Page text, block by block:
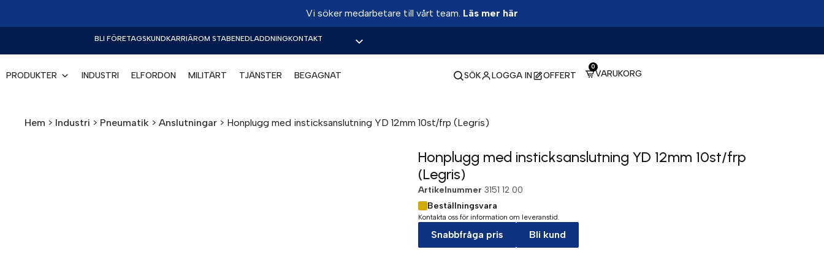
Vi söker medarbetare till vårt team. Läs mer här
BLI FÖRETAGSKUNDKARRIÄROM STABENEDLADDNINGKONTAKT
PRODUKTER INDUSTRI ELFORDON MILITÄRT TJÄNSTER BEGAGNAT SÖK LOGGA IN OFFERT VARUKORG
0
Hem > Industri > Pneumatik > Anslutningar > Honplugg med insticksanslutning YD 12mm 10st/frp (Legris)
Honplugg med insticksanslutning YD 12mm 10st/frp
(Legris)
Artikelnummer 3151 12 00
Beställningsvara
Kontakta oss för information om leveranstid.
Snabbfråga pris Bli kund